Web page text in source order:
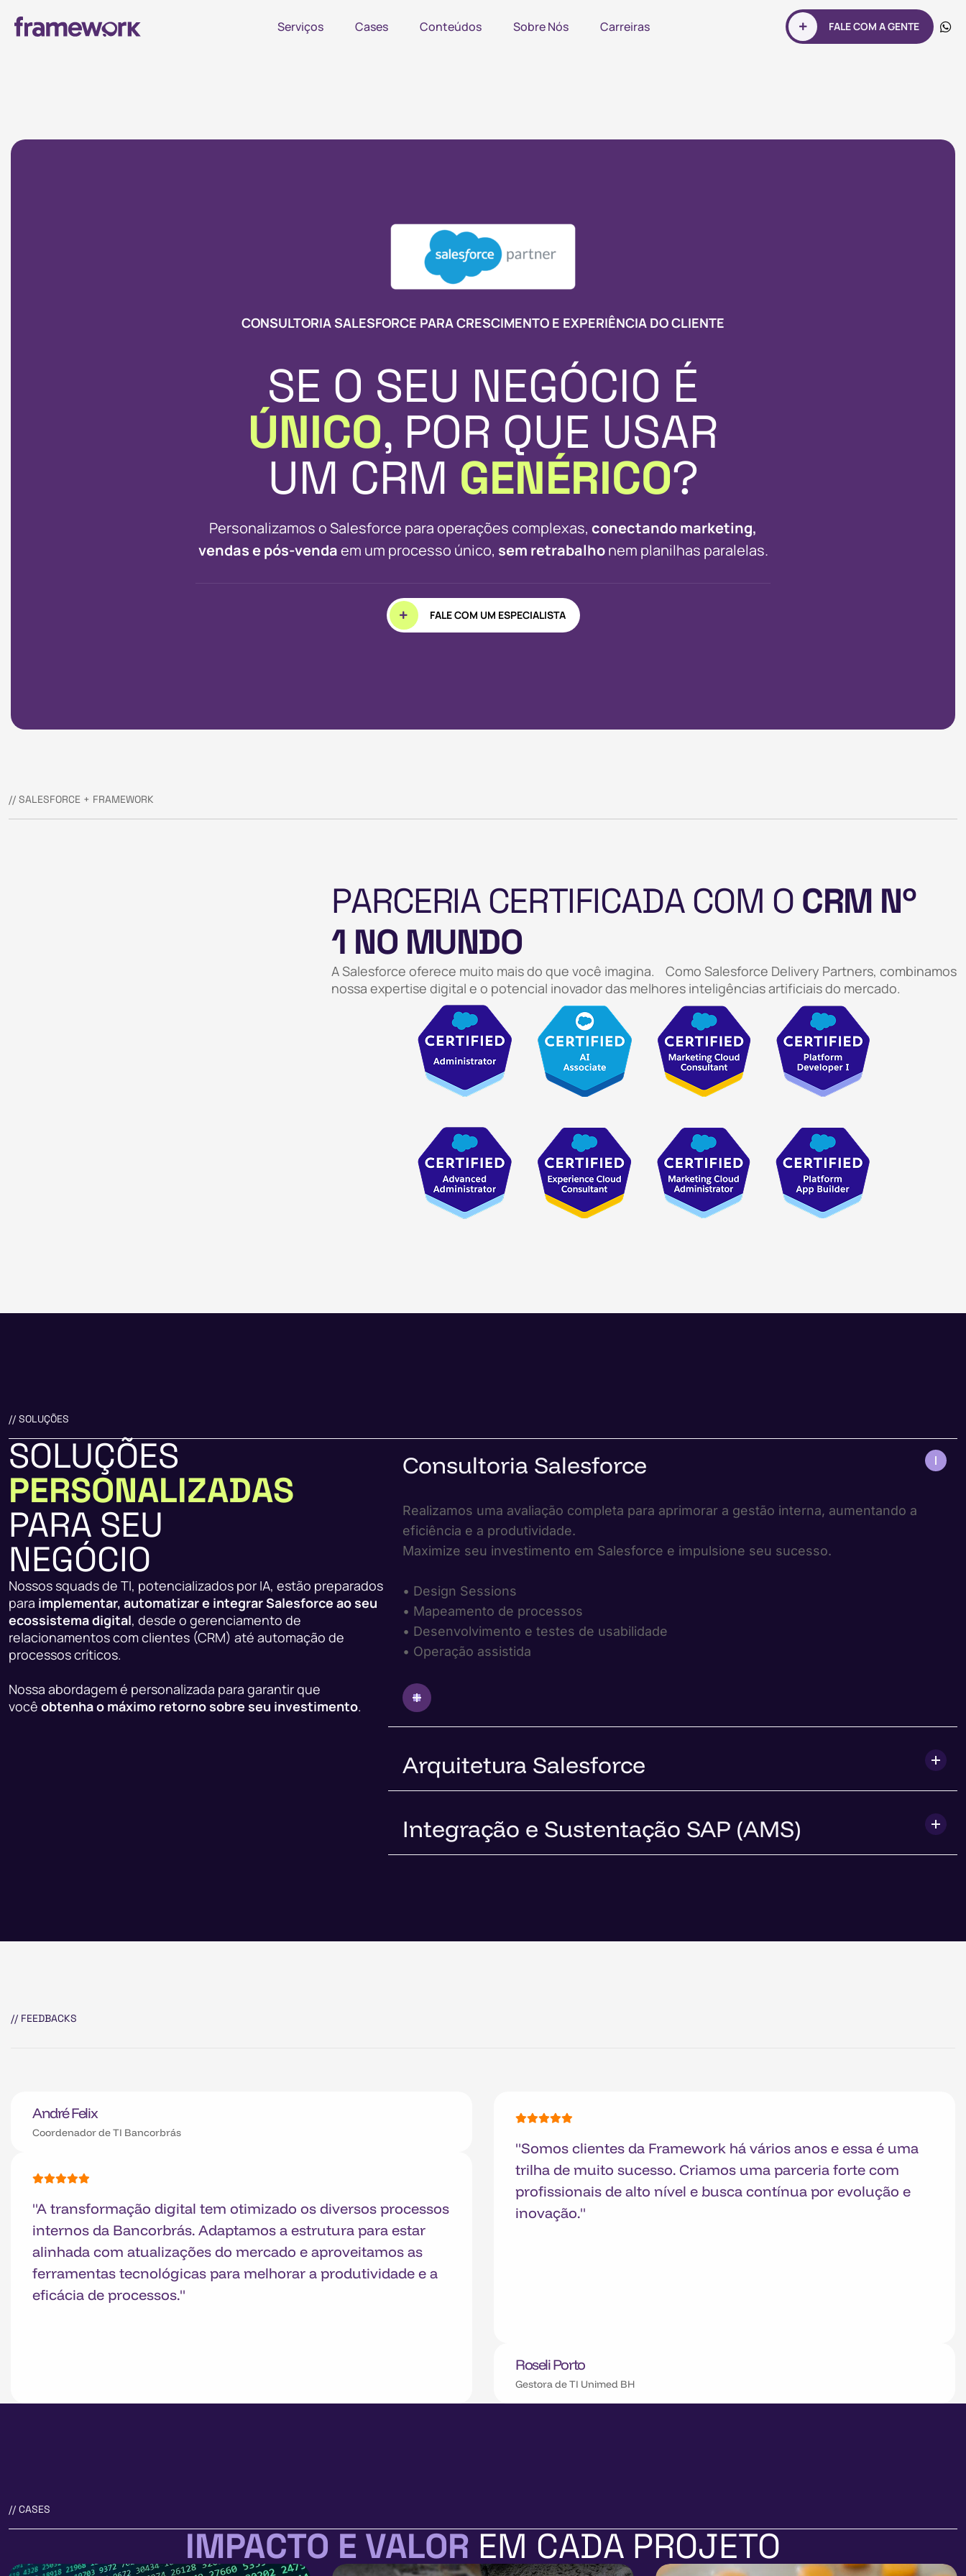
Serviços Cases Conteúdos Sobre Nós Carreiras FALE COM A GENTE
CONSULTORIA SALESFORCE PARA CRESCIMENTO E EXPERIÊNCIA DO CLIENTE
SE O SEU NEGÓCIO É
ÚNICO, POR QUE USAR
UM CRM GENÉRICO?
Personalizamos o Salesforce para operações complexas, conectando marketing,
vendas e pós-vendaem um processo único, sem retrabalhonem planilhas paralelas.
FALE COM UM ESPECIALISTA
// SALESFORCE + FRAMEWORK
PARCERIA CERTIFICADA COM O CRM Nº
1 NO MUNDO
A Salesforce oferece muito mais do que você imagina. Como Salesforce Delivery Partners, combinamos
nossa expertise digital e o potencial inovador das melhores inteligências artificiais do mercado.
// SOLUÇÕES
SOLUÇÕES
PERSONALIZADAS
PARA SEU
NEGÓCIO
Nossos squads de TI, potencializados por IA, estão preparados
para implementar, automatizar e integrar Salesforce ao seu
ecossistema digital, desde o gerenciamento de
relacionamentos com clientes (CRM) até automação de
processos críticos.
Nossa abordagem é personalizada para garantir que
você obtenha o máximo retorno sobre seu investimento.
Consultoria Salesforce
Realizamos uma avaliação completa para aprimorar a gestão interna, aumentando a
eficiência e a produtividade.
Maximize seu investimento em Salesforce e impulsione seu sucesso.
• Design Sessions
• Mapeamento de processos
• Desenvolvimento e testes de usabilidade
• Operação assistida
Arquitetura Salesforce
Integração e Sustentação SAP (AMS)
// FEEDBACKS
André Felix
Coordenador de TI Bancorbrás
"A transformação digital tem otimizado os diversos processos
internos da Bancorbrás. Adaptamos a estrutura para estar
alinhada com atualizações do mercado e aproveitamos as
ferramentas tecnológicas para melhorar a produtividade e a
eficácia de processos."
Roseli Porto
Gestora de TI Unimed BH
"Somos clientes da Framework há vários anos e essa é uma
trilha de muito sucesso. Criamos uma parceria forte com
profissionais de alto nível e busca contínua por evolução e
inovação."
// CASES
IMPACTO E VALOR EM CADA PROJETO